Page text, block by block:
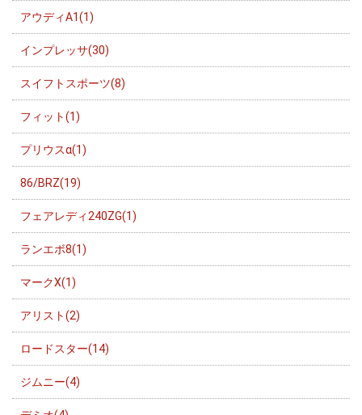
アウディA1(1)
インプレッサ(30)
スイフトスポーツ(8)
フィット(1)
プリウスα(1)
86/BRZ(19)
フェアレディ240ZG(1)
ランエボ8(1)
マークX(1)
アリスト(2)
ロードスター(14)
ジムニー(4)